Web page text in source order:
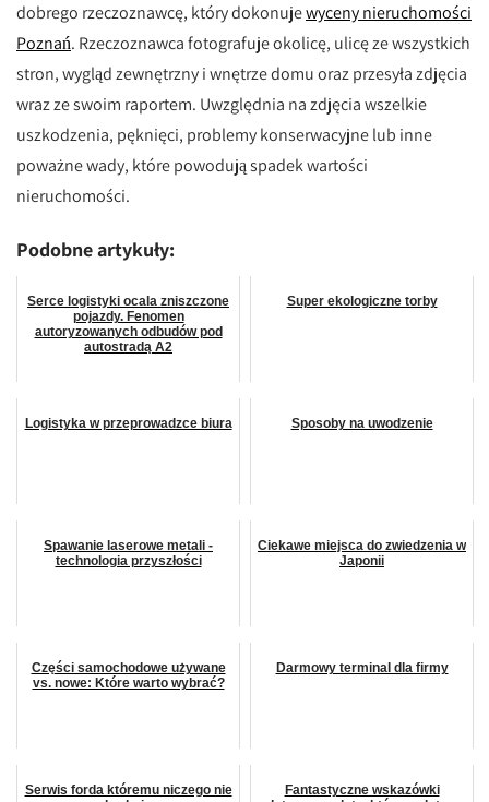
dobrego rzeczoznawcę, który dokonujewyceny nieruchomości
Poznań. Rzeczoznawca fotografuje okolicę, ulicę ze wszystkich
stron, wygląd zewnętrzny i wnętrze domu oraz przesyła zdjęcia
wraz ze swoim raportem. Uwzględnia na zdjęcia wszelkie
uszkodzenia, pęknięci, problemy konserwacyjne lub inne
poważne wady, które powodują spadek wartości
nieruchomości.
Podobne artykuły:
Serce logistyki ocala zniszczone
pojazdy. Fenomen
autoryzowanych odbudów pod
autostradą A2
Super ekologiczne torby
Logistyka w przeprowadzce biura Sposoby na uwodzenie
Spawanie laserowe metali -
technologia przyszłości
Ciekawe miejsca do zwiedzenia w
Japonii
Części samochodowe używane
vs. nowe: Które warto wybrać?
Darmowy terminal dla firmy
Serwis forda któremu niczego nie
Fantastyczne wskazówki